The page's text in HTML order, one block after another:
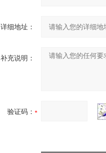
详细地址：
补充说明：
验证码：